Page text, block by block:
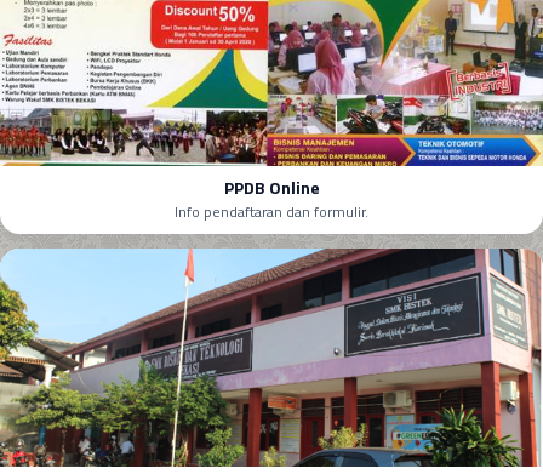
PPDB Online
Info pendaftaran dan formulir.